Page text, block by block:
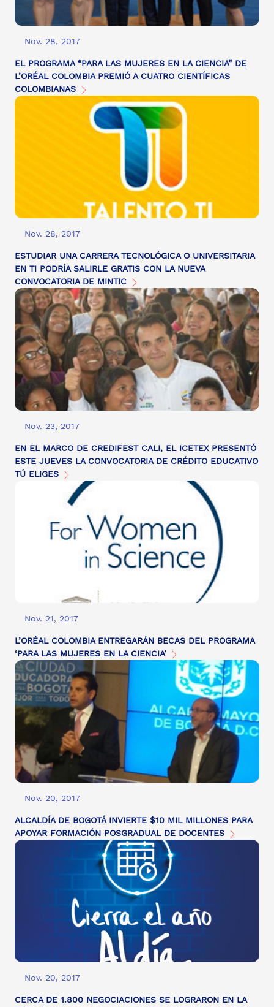
Nov. 28, 2017
EL PROGRAMA “PARA LAS MUJERES EN LA CIENCIA” DE
L’ORÉAL COLOMBIA PREMIÓ A CUATRO CIENTÍFICAS
COLOMBIANAS
Nov. 28, 2017
ESTUDIAR UNA CARRERA TECNOLÓGICA O UNIVERSITARIA
EN TI PODRÍA SALIRLE GRATIS CON LA NUEVA
CONVOCATORIA DE MINTIC
Nov. 23, 2017
EN EL MARCO DE CREDIFEST CALI, EL ICETEX PRESENTÓ
ESTE JUEVES LA CONVOCATORIA DE CRÉDITO EDUCATIVO
TÚ ELIGES
Nov. 21, 2017
L’ORÉAL COLOMBIA ENTREGARÁN BECAS DEL PROGRAMA
‘PARA LAS MUJERES EN LA CIENCIA’
Nov. 20, 2017
ALCALDÍA DE BOGOTÁ INVIERTE $10 MIL MILLONES PARA
APOYAR FORMACIÓN POSGRADUAL DE DOCENTES
Nov. 20, 2017
CERCA DE 1.800 NEGOCIACIONES SE LOGRARON EN LA